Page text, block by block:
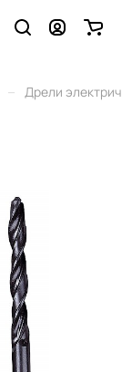
– Дрели